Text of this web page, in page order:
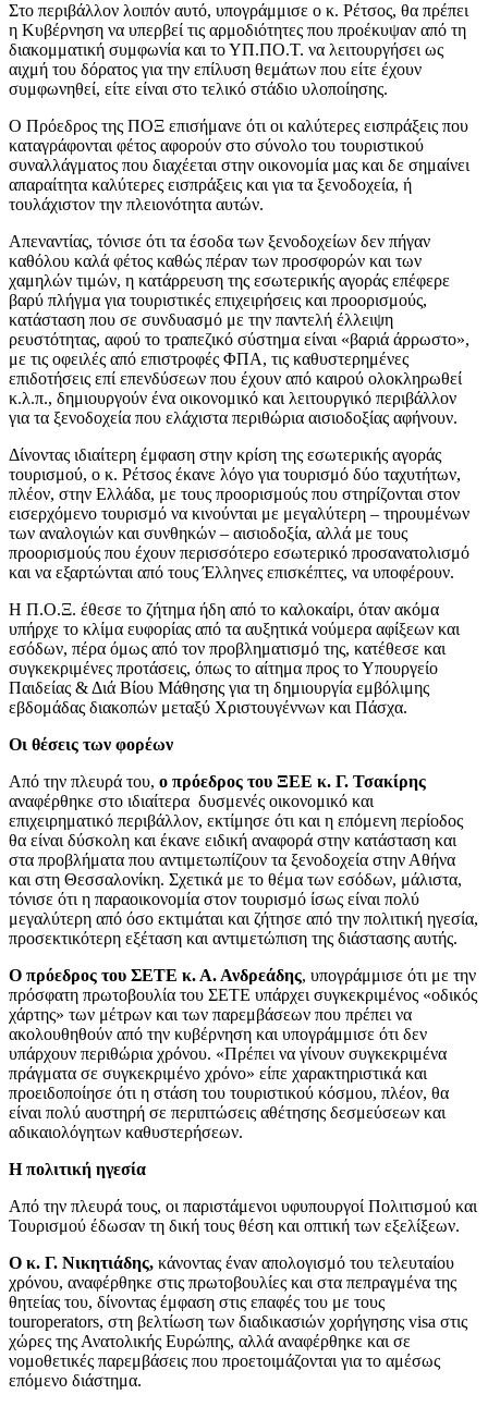
Στο περιβάλλον λοιπόν αυτό, υπογράμμισε ο κ. Ρέτσος, θα πρέπει
η Κυβέρνηση να υπερβεί τις αρμοδιότητες που προέκυψαν από τη
διακομματική συμφωνία και το ΥΠ.ΠΟ.Τ. να λειτουργήσει ως
αιχμή του δόρατος για την επίλυση θεμάτων που είτε έχουν
συμφωνηθεί, είτε είναι στο τελικό στάδιο υλοποίησης.
Ο Πρόεδρος της ΠΟΞ επισήμανε ότι οι καλύτερες εισπράξεις που
καταγράφονται φέτος αφορούν στο σύνολο του τουριστικού
συναλλάγματος που διαχέεται στην οικονομία μας και δε σημαίνει
απαραίτητα καλύτερες εισπράξεις και για τα ξενοδοχεία, ή
τουλάχιστον την πλειονότητα αυτών.
Απεναντίας, τόνισε ότι τα έσοδα των ξενοδοχείων δεν πήγαν
καθόλου καλά φέτος καθώς πέραν των προσφορών και των
χαμηλών τιμών, η κατάρρευση της εσωτερικής αγοράς επέφερε
βαρύ πλήγμα για τουριστικές επιχειρήσεις και προορισμούς,
κατάσταση που σε συνδυασμό με την παντελή έλλειψη
ρευστότητας, αφού το τραπεζικό σύστημα είναι «βαριά άρρωστο»,
με τις οφειλές από επιστροφές ΦΠΑ, τις καθυστερημένες
επιδοτήσεις επί επενδύσεων που έχουν από καιρού ολοκληρωθεί
κ.λ.π., δημιουργούν ένα οικονομικό και λειτουργικό περιβάλλον
για τα ξενοδοχεία που ελάχιστα περιθώρια αισιοδοξίας αφήνουν.
Δίνοντας ιδιαίτερη έμφαση στην κρίση της εσωτερικής αγοράς
τουρισμού, ο κ. Ρέτσος έκανε λόγο για τουρισμό δύο ταχυτήτων,
πλέον, στην Ελλάδα, με τους προορισμούς που στηρίζονται στον
εισερχόμενο τουρισμό να κινούνται με μεγαλύτερη – τηρουμένων
των αναλογιών και συνθηκών – αισιοδοξία, αλλά με τους
προορισμούς που έχουν περισσότερο εσωτερικό προσανατολισμό
και να εξαρτώνται από τους Έλληνες επισκέπτες, να υποφέρουν.
Η Π.Ο.Ξ. έθεσε το ζήτημα ήδη από το καλοκαίρι, όταν ακόμα
υπήρχε το κλίμα ευφορίας από τα αυξητικά νούμερα αφίξεων και
εσόδων, πέρα όμως από τον προβληματισμό της, κατέθεσε και
συγκεκριμένες προτάσεις, όπως το αίτημα προς το Υπουργείο
Παιδείας & Διά Βίου Μάθησης για τη δημιουργία εμβόλιμης
εβδομάδας διακοπών μεταξύ Χριστουγέννων και Πάσχα.
Οι θέσεις των φορέων
Από την πλευρά του, ο πρόεδρος του ΞΕΕ κ. Γ. Τσακίρης
αναφέρθηκε στο ιδιαίτερα δυσμενές οικονομικό και
επιχειρηματικό περιβάλλον, εκτίμησε ότι και η επόμενη περίοδος
θα είναι δύσκολη και έκανε ειδική αναφορά στην κατάσταση και
στα προβλήματα που αντιμετωπίζουν τα ξενοδοχεία στην Αθήνα
και στη Θεσσαλονίκη. Σχετικά με το θέμα των εσόδων, μάλιστα,
τόνισε ότι η παραοικονομία στον τουρισμό ίσως είναι πολύ
μεγαλύτερη από όσο εκτιμάται και ζήτησε από την πολιτική ηγεσία,
προσεκτικότερη εξέταση και αντιμετώπιση της διάστασης αυτής.
Ο πρόεδρος του ΣΕΤΕ κ. Α. Ανδρεάδης, υπογράμμισε ότι με την
πρόσφατη πρωτοβουλία του ΣΕΤΕ υπάρχει συγκεκριμένος «οδικός
χάρτης» των μέτρων και των παρεμβάσεων που πρέπει να
ακολουθηθούν από την κυβέρνηση και υπογράμμισε ότι δεν
υπάρχουν περιθώρια χρόνου. «Πρέπει να γίνουν συγκεκριμένα
πράγματα σε συγκεκριμένο χρόνο» είπε χαρακτηριστικά και
προειδοποίησε ότι η στάση του τουριστικού κόσμου, πλέον, θα
είναι πολύ αυστηρή σε περιπτώσεις αθέτησης δεσμεύσεων και
αδικαιολόγητων καθυστερήσεων.
Η πολιτική ηγεσία
Από την πλευρά τους, οι παριστάμενοι υφυπουργοί Πολιτισμού και
Τουρισμού έδωσαν τη δική τους θέση και οπτική των εξελίξεων.
Ο κ. Γ. Νικητιάδης, κάνοντας έναν απολογισμό του τελευταίου
χρόνου, αναφέρθηκε στις πρωτοβουλίες και στα πεπραγμένα της
θητείας του, δίνοντας έμφαση στις επαφές του με τους
touroperators, στη βελτίωση των διαδικασιών χορήγησης visa στις
χώρες της Ανατολικής Ευρώπης, αλλά αναφέρθηκε και σε
νομοθετικές παρεμβάσεις που προετοιμάζονται για το αμέσως
επόμενο διάστημα.